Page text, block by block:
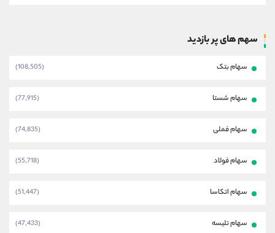
سهم های پر بازدید
سهام بتک (108,505)
سهام شستا (77,915)
سهام فملی (74,835)
سهام فولاد (55,718)
سهام اتکاسا (51,447)
سهام تلیسه (47,433)